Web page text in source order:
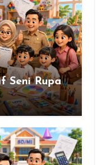
Seni Rupa